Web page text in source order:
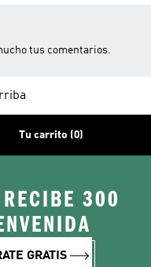
tus comentarios.
Tu carrito (0)
300
GRATIS